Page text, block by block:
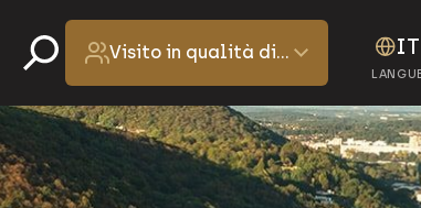
IT
Visito in qualità di…